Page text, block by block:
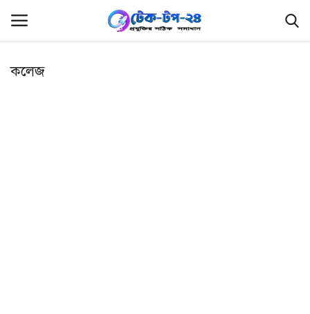
কলেজ